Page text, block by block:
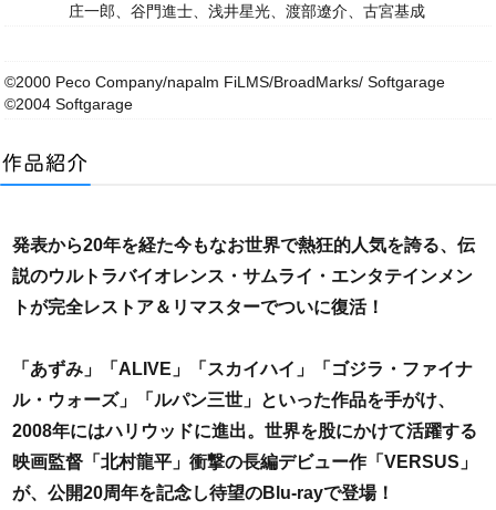
庄一郎、谷門進士、浅井星光、渡部遼介、古宮基成
©2000 Peco Company/napalm FiLMS/BroadMarks/ Softgarage
©2004 Softgarage
発表から20年を経た今もなお世界で熱狂的人気を誇る、伝
説のウルトラバイオレンス・サムライ・エンタテインメン
トが完全レストア＆リマスターでついに復活！
「あずみ」「ALIVE」「スカイハイ」「ゴジラ・ファイナ
ル・ウォーズ」「ルパン三世」といった作品を手がけ、
2008年にはハリウッドに進出。世界を股にかけて活躍する
映画監督「北村龍平」衝撃の長編デビュー作「VERSUS」
が、公開20周年を記念し待望のBlu-rayで登場！